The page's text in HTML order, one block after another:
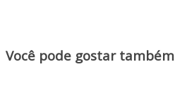
Você pode gostar também